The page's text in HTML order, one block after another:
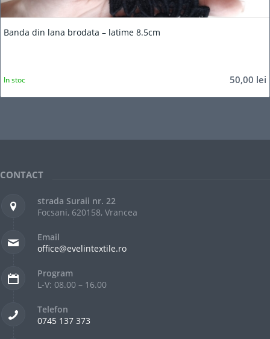
Banda din lana brodata – latime 8.5cm
50,00 lei
In stoc
CONTACT
strada Suraii nr. 22
Focsani, 620158, Vrancea
Email
office@evelintextile.ro
Program
L-V: 08.00 – 16.00
Telefon
0745 137 373